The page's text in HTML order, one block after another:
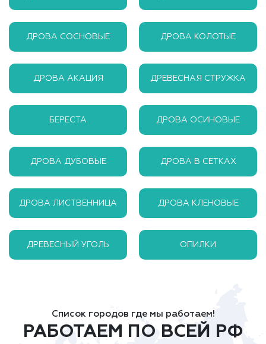
ДРОВА СОСНОВЫЕ ДРОВА КОЛОТЫЕ
ДРОВА АКАЦИЯ ДРЕВЕСНАЯ СТРУЖКА
БЕРЕСТА ДРОВА ОСИНОВЫЕ
ДРОВА ДУБОВЫЕ ДРОВА В СЕТКАХ
ДРОВА ЛИСТВЕННИЦА ДРОВА КЛЕНОВЫЕ
ДРЕВЕСНЫЙ УГОЛЬ ОПИЛКИ
Список городов где мы работаем!
РАБОТАЕМ ПО ВСЕЙ РФ